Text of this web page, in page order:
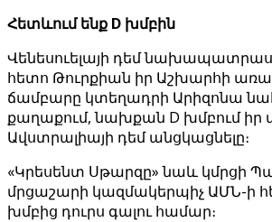
Հետևում ենք D խմբին
Վենեսուելայի դեմ
հետո Թուրքիան իր Աշխարհի
ճամբարը կտեղադրի Արիզոնա
քաղաքում, նախքան D խմբում
Ավստրալիայի դեմ անցկացնելը։
«Կրեսենտ Սթարզը» նաև կմրցի
մրցաշարի կազմակերպիչ ԱՄՆ-ի
խմբից դուրս գալու համար։